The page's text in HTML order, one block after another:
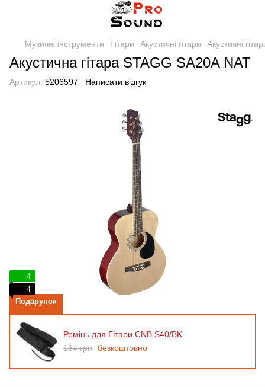
Музичні інструменти Гітари Акустичні гітари Акустичні
Акустична гітара STAGG SA20A NAT
Артикул: 5206597 Написати відгук
4
4
Подарунок
Ремінь для Гітари CNB S40/BK
164 грн безкоштовно